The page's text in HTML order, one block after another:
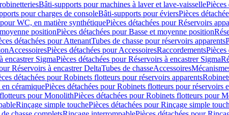
Bâti-supports pour machines à laver et lave-vaisselle
pour charges de consoleBâti-supports pour éviersPièces
WC, en matière synthétiquePièces détachées pour Réservoirs
positionPièces détachées pour Basse et moyenne position
détachées pour AttenantTubes de chasse pour réservoirs apparents
AccessoiresPièces détachées pour AccessoiresRaccordementsPièces
encastrer SigmaPièces détachées pour Réservoirs à encastrer Sigma
Réservoirs à encastrer DeltaTubes de chasseAccessoires
détachées pour Robinets flotteurs pour réservoirs apparents
céramiquePièces détachées pour Robinets flotteurs pour réservoirs
pour MonolithPièces détachées pour Robinets flotteurs pour
Rinçage simple touchePièces détachées pour Rinçage simple